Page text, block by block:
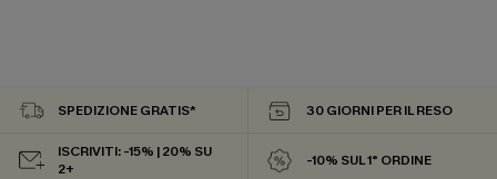
SPEDIZIONE GRATIS* 30 GIORNI PER IL RESO
ISCRIVITI: -15% | 20% SU
2+
-10% SUL 1° ORDINE